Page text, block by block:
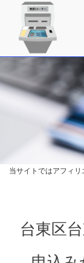
当サイトではアフィリ
台東区